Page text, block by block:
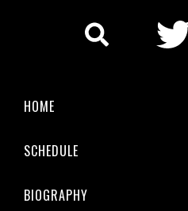
HOME
SCHEDULE
BIOGRAPHY